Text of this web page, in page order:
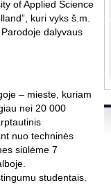
of Applied Science
kuri vyks š.m.
dalyvaus
– mieste, kuriam
nei 20 000
nuo techninės
siūlėme 7
studentais.